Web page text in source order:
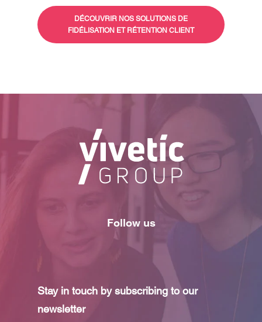
DÉCOUVRIR NOS SOLUTIONS DE
FIDÉLISATION ET RÉTENTION CLIENT
Follow us
Stay in touch by subscribing to our
newsletter